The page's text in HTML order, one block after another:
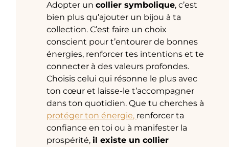
Adopter uncollier symbolique, c’est
bien plus qu’ajouter un bijou à ta
collection. C’est faire un choix
conscient pour t’entourer de bonnes
énergies, renforcer tes intentions et te
connecter à des valeurs profondes.
Choisis celui qui résonne le plus avec
ton cœur et laisse-le t’accompagner
dans ton quotidien. Que tu cherches à
protéger ton énergie, renforcer ta
confiance en toi ou à manifester la
prospérité,il existe un collier